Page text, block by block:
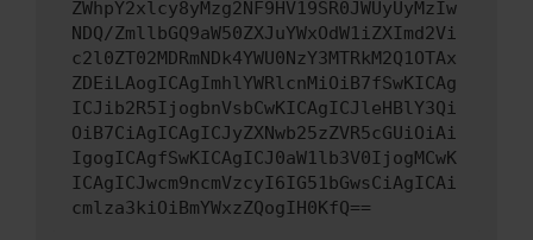
ZWhpY2xlcy8yMzg2NF9HV19SR0JWUyUyMzIw
NDQ/ZmllbGQ9aW50ZXJuYWxOdW1iZXImd2Vi
c2l0ZT02MDRmNDk4YWU0NzY3MTRkM2Q1OTAx
ZDEiLAogICAgImhlYWRlcnMiOiB7fSwKICAg
ICJib2R5IjogbnVsbCwKICAgICJleHBlY3Qi
OiB7CiAgICAgICJyZXNwb25zZVR5cGUiOiAi
IgogICAgfSwKICAgICJ0aW1lb3V0IjogMCwK
ICAgICJwcm9ncmVzcyI6IG51bGwsCiAgICAi
cmlza3kiOiBmYWxzZQogIH0KfQ==